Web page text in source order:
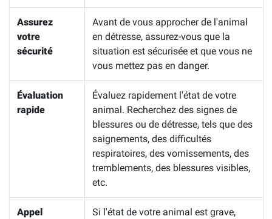
Assurez
votre
sécurité
Avant de vous approcher de l'animal
en détresse, assurez-vous que la
situation est sécurisée et que vous ne
vous mettez pas en danger.
Évaluation
rapide
Évaluez rapidement l'état de votre
animal. Recherchez des signes de
blessures ou de détresse, tels que des
saignements, des difficultés
respiratoires, des vomissements, des
tremblements, des blessures visibles,
etc.
Appel
Si l'état de votre animal est grave,